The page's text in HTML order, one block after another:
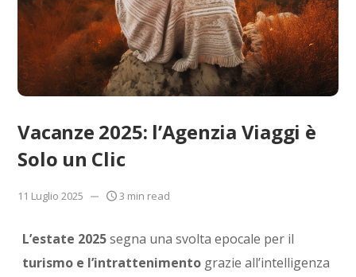
Vacanze 2025: l’Agenzia Viaggi è
Solo un Clic
11 Luglio 2025 3 min read
L’estate 2025segna una svolta epocale per il
turismo e l’intrattenimentograzie all’intelligenza